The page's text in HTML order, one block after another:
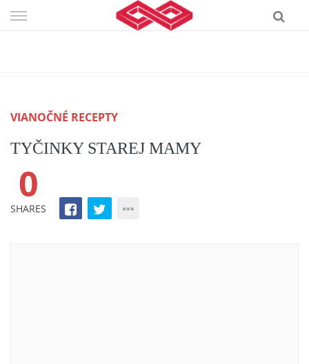
Skip
VIANOČNÉ RECEPTY
TYČINKY STAREJ MAMY
0
SHARES